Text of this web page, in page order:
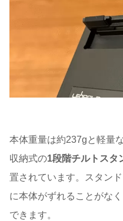
本体重量は約237gと軽量
収納式の1段階チルトスタ
置されています。スタン
に本体がずれることがな
できます。